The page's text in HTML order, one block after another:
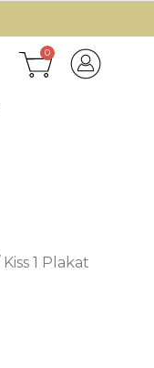
0
Kiss 1 Plakat